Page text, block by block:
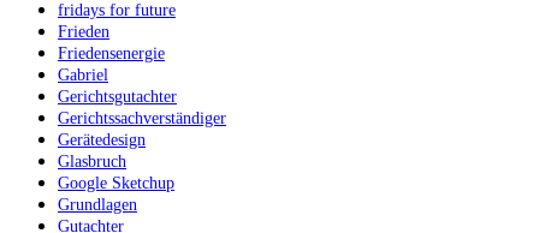
fridays for future
Frieden
Friedensenergie
Gabriel
Gerichtsgutachter
Gerichtssachverständiger
Gerätedesign
Glasbruch
Google Sketchup
Grundlagen
Gutachter